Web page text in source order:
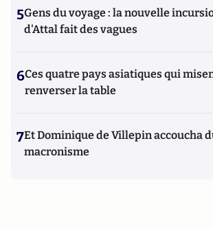
5Gens du voyage : la nouvelle
d'Attal fait des vagues
6Ces quatre pays asiatiques qui
renverser la table
7Et Dominique de Villepin accoucha
macronisme